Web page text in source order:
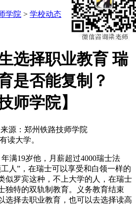
学院 > 学校动态
选择职业教育 瑞
是否能复制？
师学院】
源：郑州铁路技师学院
读大学。
满19岁他，月薪超过4000瑞士法
人”，在瑞士可以享受和白领一样的
似罗宾这种，不上大学的人，在瑞士
独特的双轨制教育。义务教育结束
选择去职业教育，也可以去选择读高